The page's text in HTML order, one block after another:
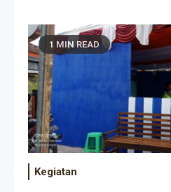
1 MIN READ
Kegiatan